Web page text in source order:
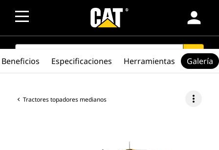
person
SEARCH search
Tractores topadores medianos more_vert
Beneficios Especificaciones Herramientas Galería